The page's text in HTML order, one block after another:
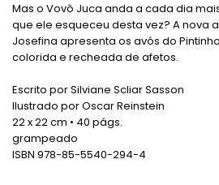
Mas o Vovô Juca anda a cada dia
que ele esqueceu desta vez? A nova
Josefina apresenta os avós do
colorida e recheada de afetos.
Escrito por Silviane Scliar Sasson
Ilustrado por Oscar Reinstein
22 x 22 cm • 40 págs.
grampeado
ISBN 978-85-5540-294-4